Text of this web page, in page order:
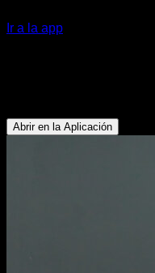
Ir a la app
Abrir en la Aplicación